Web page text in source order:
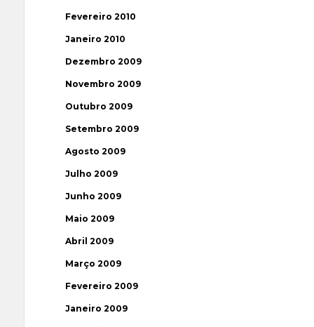
Fevereiro 2010
Janeiro 2010
Dezembro 2009
Novembro 2009
Outubro 2009
Setembro 2009
Agosto 2009
Julho 2009
Junho 2009
Maio 2009
Abril 2009
Março 2009
Fevereiro 2009
Janeiro 2009